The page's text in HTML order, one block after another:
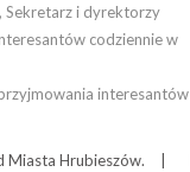
Sekretarz i dyrektorzy
codziennie w
interesantów
Miasta Hrubieszów.